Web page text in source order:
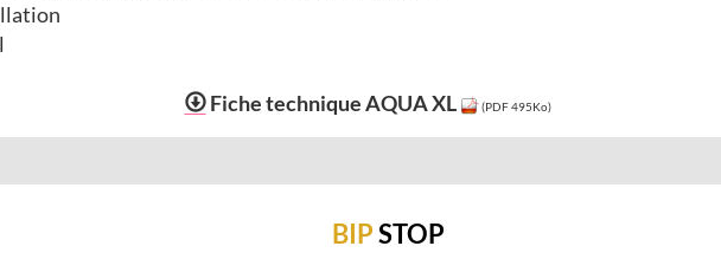
Fiche technique AQUA XL (PDF 495Ko)
BIPSTOP